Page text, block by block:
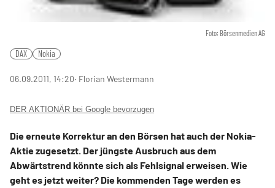
Foto: Börsenmedien AG
DAX Nokia
06.09.2011, 14:20‧ Florian Westermann
DER AKTIONÄR bei Google bevorzugen
Die erneute Korrektur an den Börsen hat auch der Nokia-
Aktie zugesetzt. Der jüngste Ausbruch aus dem
Abwärtstrend könnte sich als Fehlsignal erweisen. Wie
geht es jetzt weiter? Die kommenden Tage werden es